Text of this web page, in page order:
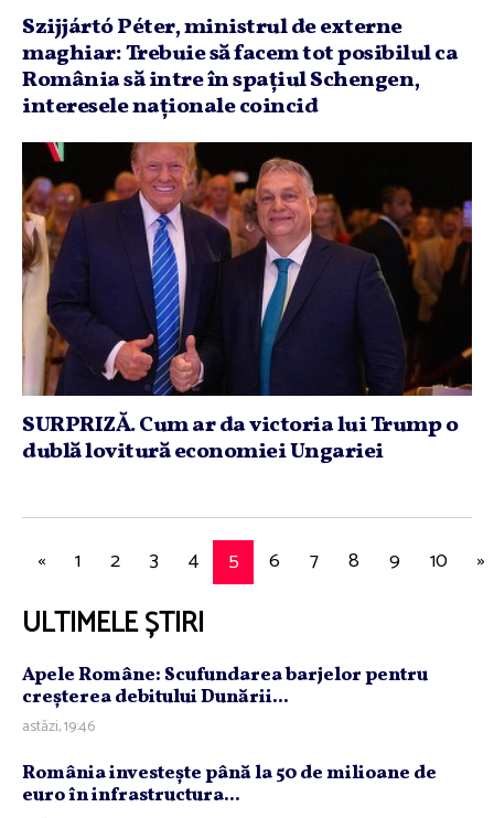
Szijjártó Péter, ministrul de externe
maghiar: Trebuie să facem tot posibilul ca
România să intre în spaţiul Schengen,
interesele naţionale coincid
SURPRIZĂ. Cum ar da victoria lui Trump o
dublă lovitură economiei Ungariei
« 1 2 3 4 5 6 7 8 9 10 »
ULTIMELE ȘTIRI
Apele Române: Scufundarea barjelor pentru
creşterea debitului Dunării...
astăzi, 19:46
România investeşte până la 50 de milioane de
euro în infrastructura...